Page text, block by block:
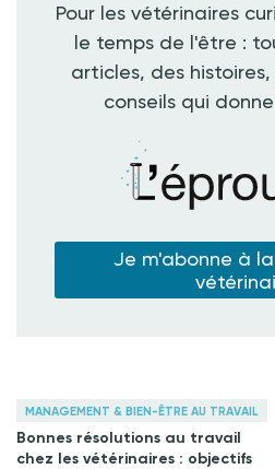
Pour les vétérinaires
le temps de l'être :
articles, des
conseils qui
Je m'abonne à
MANAGEMENT & BIEN-ÊTRE AU TRAVAIL
Bonnes résolutions au travail
chez les vétérinaires : objectifs